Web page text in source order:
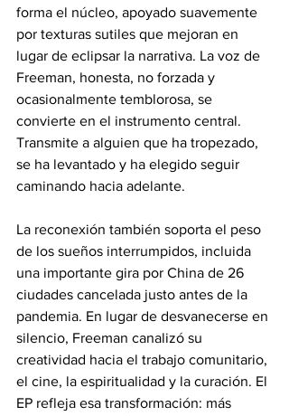
forma el núcleo, apoyado suavemente
por texturas sutiles que mejoran en
lugar de eclipsar la narrativa. La voz de
Freeman, honesta, no forzada y
ocasionalmente temblorosa, se
convierte en el instrumento central.
Transmite a alguien que ha tropezado,
se ha levantado y ha elegido seguir
caminando hacia adelante.
La reconexión también soporta el peso
de los sueños interrumpidos, incluida
una importante gira por China de 26
ciudades cancelada justo antes de la
pandemia. En lugar de desvanecerse en
silencio, Freeman canalizó su
creatividad hacia el trabajo comunitario,
el cine, la espiritualidad y la curación. El
EP refleja esa transformación: más